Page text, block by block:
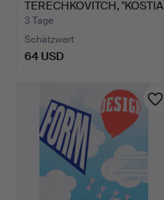
TERECHKOVITCH, "KOSTIA
TERECHKO…
3 Tage
Schätzwert
64 USD